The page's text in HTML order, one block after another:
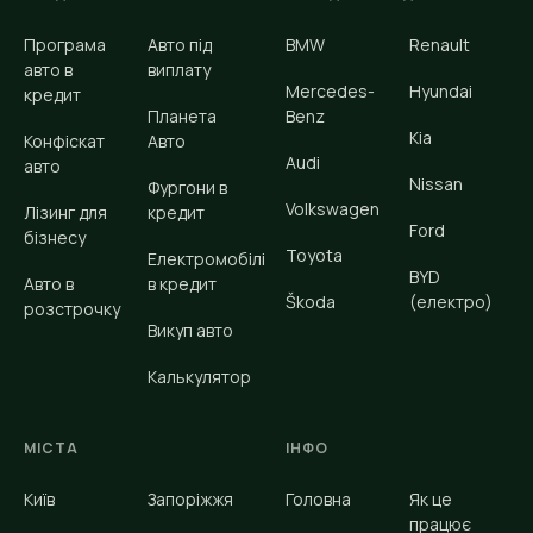
Програма
авто в
кредит
Конфіскат
авто
Лізинг для
бізнесу
Авто в
розстрочку
Авто під
виплату
Планета
Авто
Фургони в
кредит
Електромобілі
в кредит
Викуп авто
Калькулятор
BMW
Mercedes-
Benz
Audi
Volkswagen
Toyota
Škoda
Renault
Hyundai
Kia
Nissan
Ford
BYD
(електро)
МІСТА
Київ Запоріжжя
ІНФО
Головна
Як це
працює